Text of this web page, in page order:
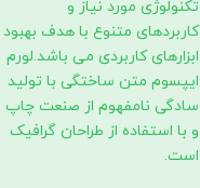
تکنولوژی مورد نیاز و
کاربردهای متنوع با هدف بهبود
ابزارهای کاربردی می باشد.لورم
ایپسوم متن ساختگی با تولید
سادگی نامفهوم از صنعت چاپ
و با استفاده از طراحان گرافیک
است.